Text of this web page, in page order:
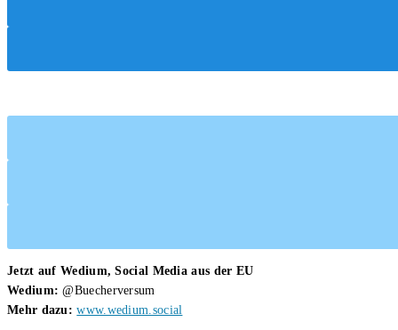
Leben
Jetzt auf Wedium, Social Media aus der EU
Wedium: @Buecherversum
Mehr dazu: www.wedium.social